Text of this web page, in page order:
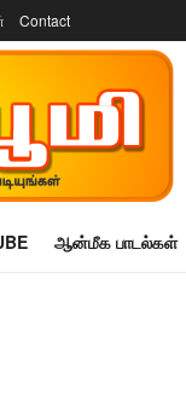
Contact
ஆன்மீக பாடல்கள்